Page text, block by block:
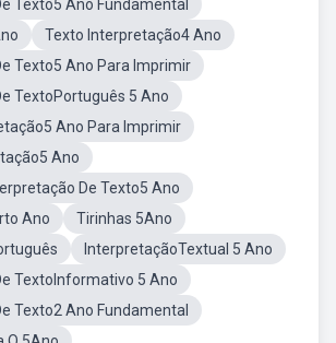
Texto5 Ano Fundamental
Texto Interpretação4 Ano
Texto5 Ano Para Imprimir
TextoPortuguês 5 Ano
Ano Para Imprimir
Ano
De Texto5 Ano
Ano
Tirinhas 5Ano
InterpretaçãoTextual 5 Ano
TextoInformativo 5 Ano
Texto2 Ano Fundamental